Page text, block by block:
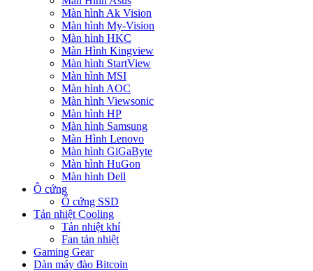
Màn hình Ak Vision
Màn hình My-Vision
Màn hình HKC
Màn Hình Kingview
Màn hình StartView
Màn hình MSI
Màn hình AOC
Màn hình Viewsonic
Màn hình HP
Màn hình Samsung
Màn Hình Lenovo
Màn hình GiGaByte
Màn hình HuGon
Màn hình Dell
Ô cứng
Ổ cứng SSD
Tản nhiệt Cooling
Tản nhiệt khí
Fan tản nhiệt
Gaming Gear
Dàn máy đào Bitcoin